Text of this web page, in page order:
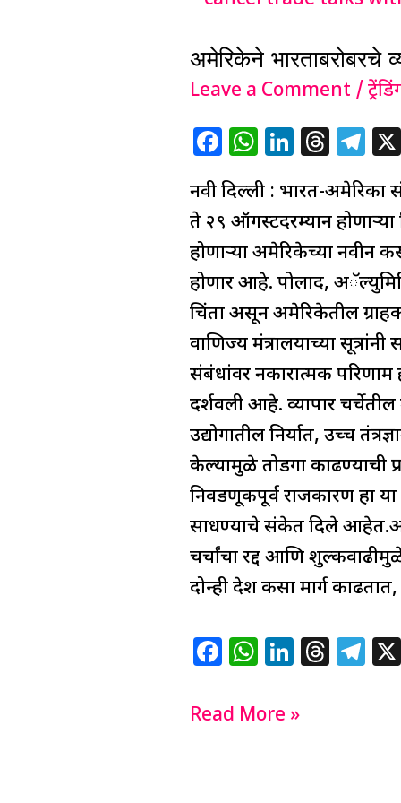
अमेरिकेने भारताबरोबरचे
Leave a Comment /
F
a
c
e
b
o
o
k
W
h
at
s
A
p
p
Li
k
e
dI
n
T
h
re
a
d
s
T
e
g
ra
m
नवी दिल्ली : भारत-अमेरिका
ते २९ ऑगस्टदरम्यान होणाऱ्या
होणाऱ्या अमेरिकेच्या नवीन
होणार आहे. पोलाद,
चिंता असून अमेरिकेतील
वाणिज्य मंत्रालयाच्या
संबंधांवर नकारात्मक परिणाम
दर्शवली आहे. व्यापार चर्चेतील
उद्योगातील निर्यात, उच्च
केल्यामुळे तोडगा काढण्याची
निवडणूकपूर्व राजकारण हा
साधण्याचे संकेत दिले
चर्चांचा रद्द आणि
दोन्ही देश कसा मार्ग
F
c
W
at
Li
k
T T
व्यापार
चर्चा
भारताची
तीव्र
नाराजी
Read More »